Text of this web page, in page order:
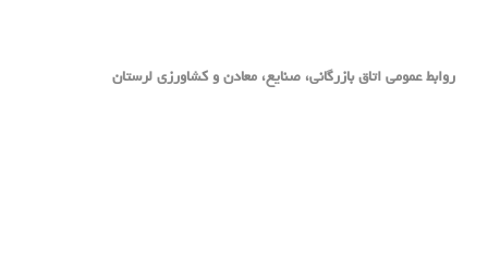
روابط عمومی اتاق بازرگانی، صنایع، معادن و کشاورزی لرستان